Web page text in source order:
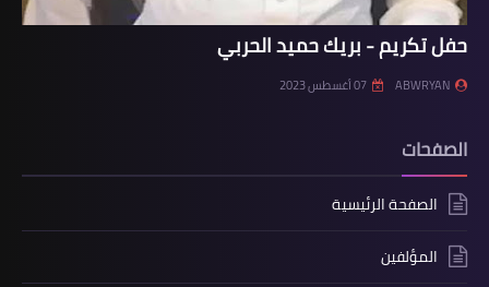
حفل تكريم - بريك حميد الحربي
ABWRYAN 07 أغسطس 2023
الصفحات
الصفحة الرئيسية
المؤلفين